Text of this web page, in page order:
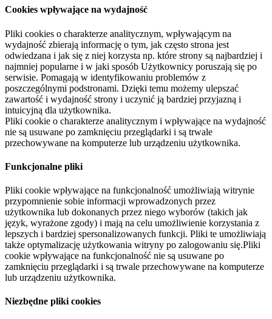
Cookies wpływające na wydajność
Pliki cookies o charakterze analitycznym, wpływającym na
wydajność zbierają informację o tym, jak często strona jest
odwiedzana i jak się z niej korzysta np. które strony są najbardziej i
najmniej popularne i w jaki sposób Użytkownicy poruszają się po
serwisie. Pomagają w identyfikowaniu problemów z
poszczególnymi podstronami. Dzięki temu możemy ulepszać
zawartość i wydajność strony i uczynić ją bardziej przyjazną i
intuicyjną dla użytkownika.
Pliki cookie o charakterze analitycznym i wpływające na wydajność
nie są usuwane po zamknięciu przeglądarki i są trwale
przechowywane na komputerze lub urządzeniu użytkownika.
Funkcjonalne pliki
Pliki cookie wpływające na funkcjonalność umożliwiają witrynie
przypomnienie sobie informacji wprowadzonych przez
użytkownika lub dokonanych przez niego wyborów (takich jak
język, wyrażone zgody) i mają na celu umożliwienie korzystania z
lepszych i bardziej spersonalizowanych funkcji. Pliki te umożliwiają
także optymalizację użytkowania witryny po zalogowaniu się.Pliki
cookie wpływające na funkcjonalność nie są usuwane po
zamknięciu przeglądarki i są trwale przechowywane na komputerze
lub urządzeniu użytkownika.
Niezbędne pliki cookies